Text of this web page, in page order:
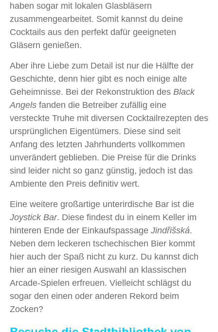
haben sogar mit lokalen Glasbläsern
zusammengearbeitet. Somit kannst du deine
Cocktails aus den perfekt dafür geeigneten
Gläsern genießen.
Aber ihre Liebe zum Detail ist nur die Hälfte der
Geschichte, denn hier gibt es noch einige alte
Geheimnisse. Bei der Rekonstruktion des Black
Angels fanden die Betreiber zufällig eine
versteckte Truhe mit diversen Cocktailrezepten des
ursprünglichen Eigentümers. Diese sind seit
Anfang des letzten Jahrhunderts vollkommen
unverändert geblieben. Die Preise für die Drinks
sind leider nicht so ganz günstig, jedoch ist das
Ambiente den Preis definitiv wert.
Eine weitere großartige unterirdische Bar ist die
Joystick Bar. Diese findest du in einem Keller im
hinteren Ende der Einkaufspassage Jindřišská.
Neben dem leckeren tschechischen Bier kommt
hier auch der Spaß nicht zu kurz. Du kannst dich
hier an einer riesigen Auswahl an klassischen
Arcade-Spielen erfreuen. Vielleicht schlägst du
sogar den einen oder anderen Rekord beim
Zocken?